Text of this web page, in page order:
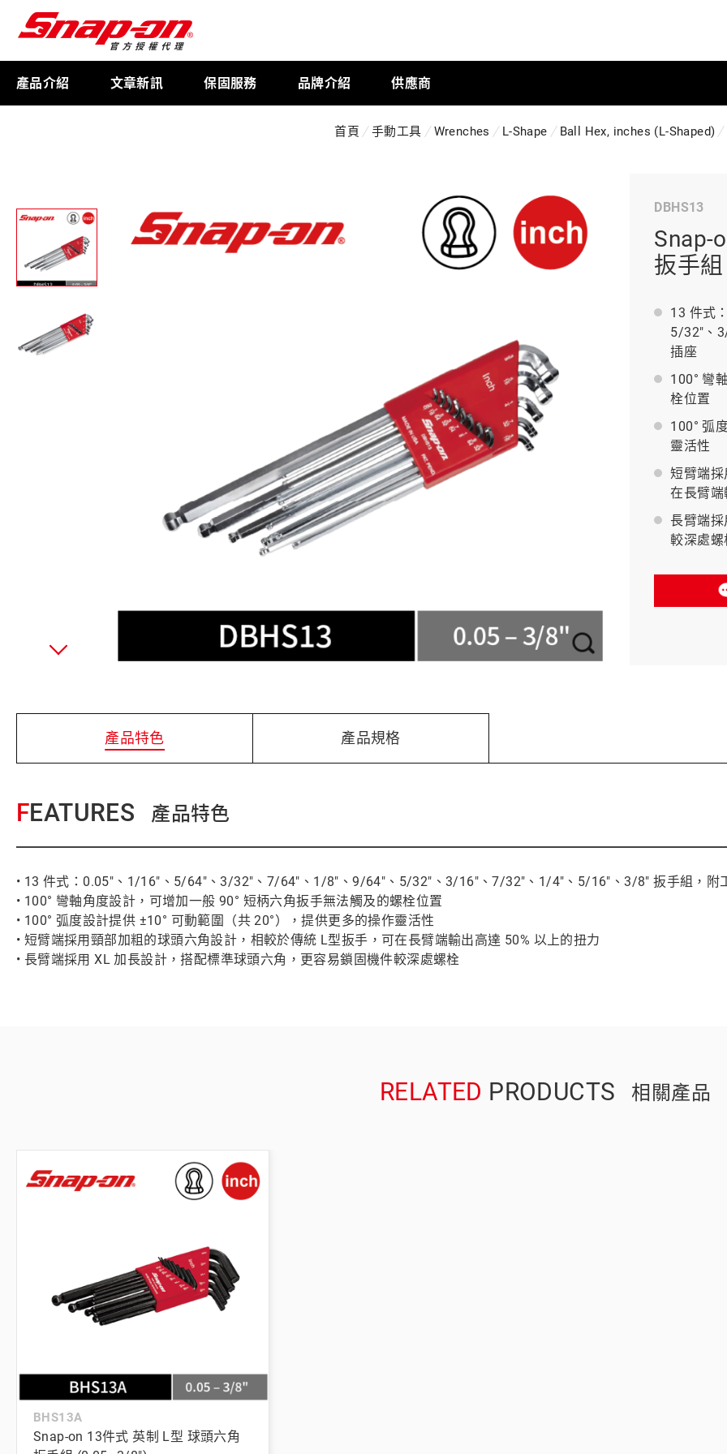
產品介紹
扭力扳手 科技商店
工業半導體
BAHCO 瑞典魚牌
文章新訊 保固服務 品牌介紹 供應商
首頁 手動工具 Wrenches L-Shape Ball Hex, inches (L-Shaped)
DBHS13
Snap-
扳手
13 件式
5/32"、
插座
100° 彎
栓位置
100° 弧
靈活性
短臂端
在長臂端
長臂端
較深處螺
產品特色 產品規格
FEATURES 產品特色
• 13 件式：0.05"、1/16"、5/64"、3/32"、7/64"、1/8"、9/64"、5/32"、3/16"、7/32"、1/4"、5/16"、3/8" 扳手組，附
• 100° 彎軸角度設計，可增加一般 90° 短柄六角扳手無法觸及的螺栓位置
• 100° 弧度設計提供 ±10° 可動範圍（共 20°），提供更多的操作靈活性
• 短臂端採用頸部加粗的球頭六角設計，相較於傳統 L型扳手，可在長臂端輸出高達 50% 以上的扭力
• 長臂端採用 XL 加長設計，搭配標準球頭六角，更容易鎖固機件較深處螺栓
RELATED PRODUCTS 相關產品
BHS13A
Snap-on 13件式 英制 L型 球頭六角